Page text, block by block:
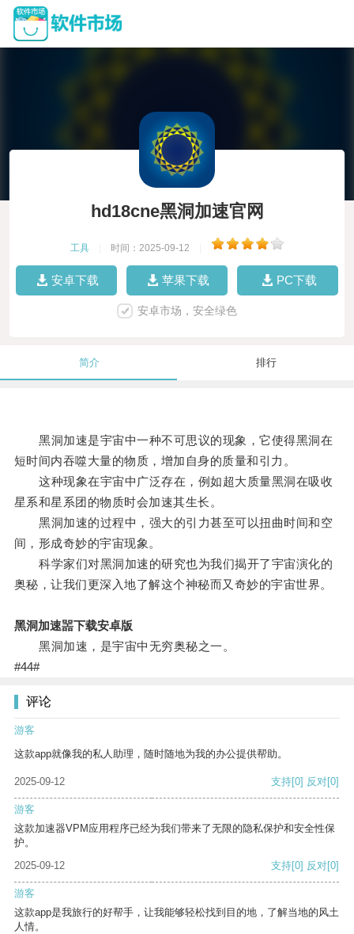
hd18cne黑洞加速官网
工具 时间：2025-09-12
安卓下载 苹果下载 PC下载
安卓市场，安全绿色
简介 排行
黑洞加速是宇宙中一种不可思议的现象，它使得黑洞在
短时间内吞噬大量的物质，增加自身的质量和引力。
这种现象在宇宙中广泛存在，例如超大质量黑洞在吸收
星系和星系团的物质时会加速其生长。
黑洞加速的过程中，强大的引力甚至可以扭曲时间和空
间，形成奇妙的宇宙现象。
科学家们对黑洞加速的研究也为我们揭开了宇宙演化的
奥秘，让我们更深入地了解这个神秘而又奇妙的宇宙世界。
黑洞加速噐下载安卓版
黑洞加速，是宇宙中无穷奥秘之一。
#44#
评论
游客
这款app就像我的私人助理，随时随地为我的办公提供帮助。
2025-09-12 支持[0] 反对[0]
游客
这款加速器VPM应用程序已经为我们带来了无限的隐私保护和安全性保
护。
2025-09-12
支持[0] 反对[0]
游客
这款app是我旅行的好帮手，让我能够轻松找到目的地，了解当地的风土
人情。